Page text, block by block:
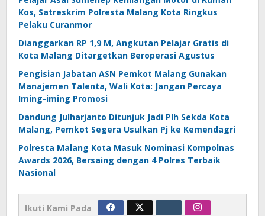
Kos, Satreskrim Polresta Malang Kota Ringkus
Pelaku Curanmor
Dianggarkan RP 1,9 M, Angkutan Pelajar Gratis di
Kota Malang Ditargetkan Beroperasi Agustus
Pengisian Jabatan ASN Pemkot Malang Gunakan
Manajemen Talenta, Wali Kota: Jangan Percaya
Iming-iming Promosi
Dandung Julharjanto Ditunjuk Jadi Plh Sekda Kota
Malang, Pemkot Segera Usulkan Pj ke Kemendagri
Polresta Malang Kota Masuk Nominasi Kompolnas
Awards 2026, Bersaing dengan 4 Polres Terbaik
Nasional
Ikuti Kami Pada